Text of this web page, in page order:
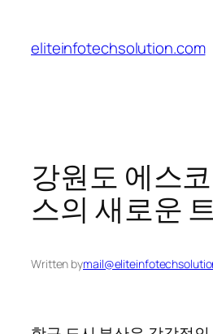
content
eliteinfotechsolution.com
강원도 에스
스의 새로운
Written by